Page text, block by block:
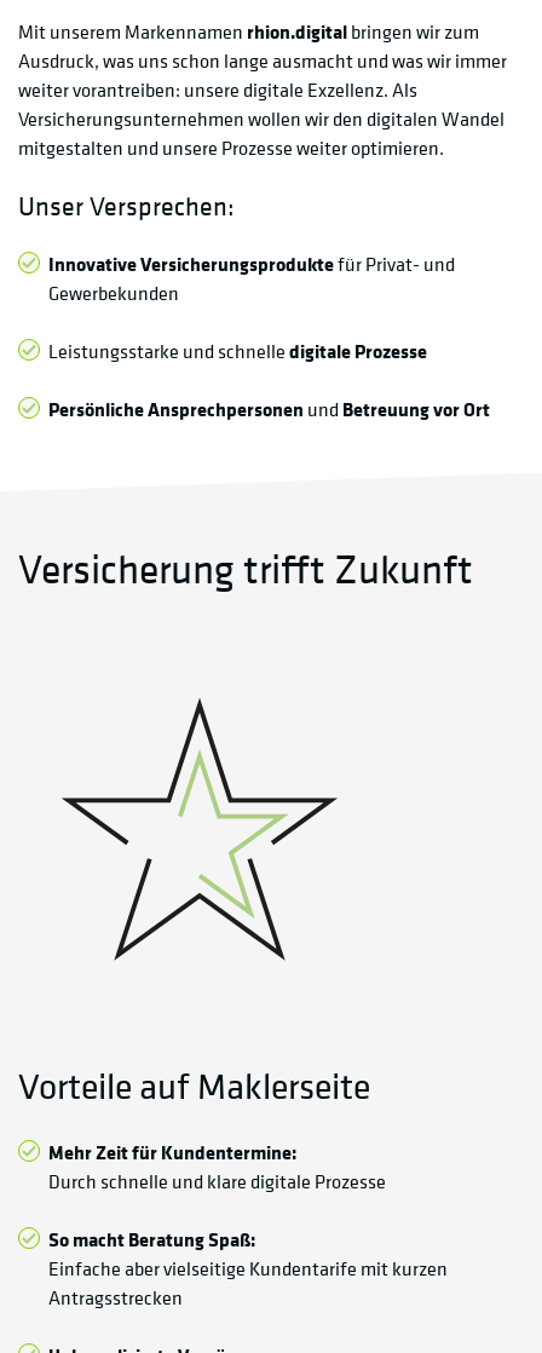
Mit unserem Markennamen rhion.digitalbringen wir zum
Ausdruck, was uns schon lange ausmacht und was wir immer
weiter vorantreiben: unsere digitale Exzellenz. Als
Versicherungsunternehmen wollen wir den digitalen Wandel
mitgestalten und unsere Prozesse weiter optimieren.
Unser Versprechen:
Innovative Versicherungsproduktefür Privat- und
Gewerbekunden
Leistungsstarke und schnelledigitale Prozesse
Persönliche Ansprechpersonen undBetreuung vor Ort
Versicherung trifft Zukunft
Vorteile auf Maklerseite
Mehr Zeit für Kundentermine:
Durch schnelle und klare digitale Prozesse
So macht Beratung Spaß:
Einfache aber vielseitige Kundentarife mit kurzen
Antragsstrecken